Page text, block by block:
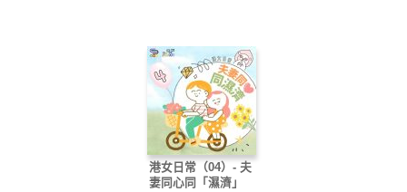
港女日常（04）- 夫
妻同心同「濕濟」